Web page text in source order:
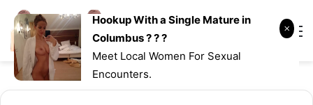
Hookup With a Single Mature in
Columbus ? ? ?
Meet Local Women For Sexual
Encounters.